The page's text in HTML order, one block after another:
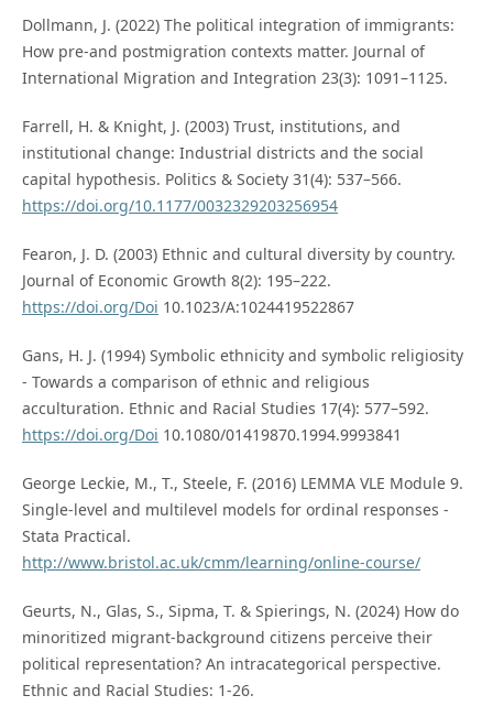
Dollmann, J. (2022) The political integration of immigrants:
How pre-and postmigration contexts matter. Journal of
International Migration and Integration 23(3): 1091–1125.
Farrell, H. & Knight, J. (2003) Trust, institutions, and
institutional change: Industrial districts and the social
capital hypothesis. Politics & Society 31(4): 537–566.
https://doi.org/10.1177/0032329203256954
Fearon, J. D. (2003) Ethnic and cultural diversity by country.
Journal of Economic Growth 8(2): 195–222.
https://doi.org/Doi 10.1023/A:1024419522867
Gans, H. J. (1994) Symbolic ethnicity and symbolic religiosity
- Towards a comparison of ethnic and religious
acculturation. Ethnic and Racial Studies 17(4): 577–592.
https://doi.org/Doi 10.1080/01419870.1994.9993841
George Leckie, M., T., Steele, F. (2016) LEMMA VLE Module 9.
Single-level and multilevel models for ordinal responses -
Stata Practical.
http://www.bristol.ac.uk/cmm/learning/online-course/
Geurts, N., Glas, S., Sipma, T. & Spierings, N. (2024) How do
minoritized migrant-background citizens perceive their
political representation? An intracategorical perspective.
Ethnic and Racial Studies: 1-26.